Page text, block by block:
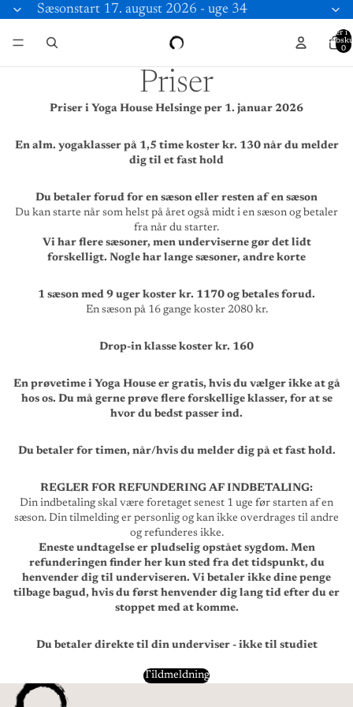
Sæsonstart 17. august 2026 - uge 34
Varer i
0
Priser
Priser i Yoga House Helsinge per 1. januar 2026
En alm. yogaklasser på 1,5 time koster kr. 130 når du melder
dig til et fast hold
Du betaler forud for en sæson eller resten af en sæson
Du kan starte når som helst på året også midt i en sæson og betaler
fra når du starter.
Vi har flere sæsoner, men underviserne gør det lidt
forskelligt. Nogle har lange sæsoner, andre korte
1 sæson med 9 uger koster kr. 1170 og betales forud.
En sæson på 16 gange koster 2080 kr.
Drop-in klasse koster kr. 160
En prøvetime i Yoga House er gratis, hvis du vælger ikke at gå
hos os. Du må gerne prøve flere forskellige klasser, for at se
hvor du bedst passer ind.
Du betaler for timen, når/hvis du melder dig på et fast hold.
REGLER FOR REFUNDERING AF INDBETALING:
Din indbetaling skal være foretaget senest 1 uge før starten af en
sæson. Din tilmelding er personlig og kan ikke overdrages til andre
og refunderes ikke.
Eneste undtagelse er pludselig opstået sygdom. Men
refunderingen finder her kun sted fra det tidspunkt, du
henvender dig til underviseren. Vi betaler ikke dine penge
tilbage bagud, hvis du først henvender dig lang tid efter du er
stoppet med at komme.
Du betaler direkte til din underviser - ikke til studiet
Tildmeldning